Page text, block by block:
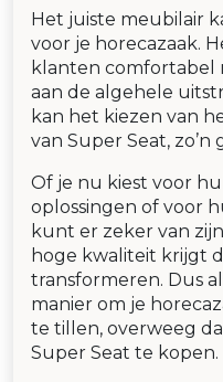
Het juiste meubilair
voor je horecazaak.
klanten comfortabel
aan de algehele
kan het kiezen van
van Super Seat,
Of je nu kiest voor
oplossingen of voor
kunt er zeker van
hoge kwaliteit krijgt
transformeren. Dus
manier om je
te tillen, overweeg
Super Seat te kopen.